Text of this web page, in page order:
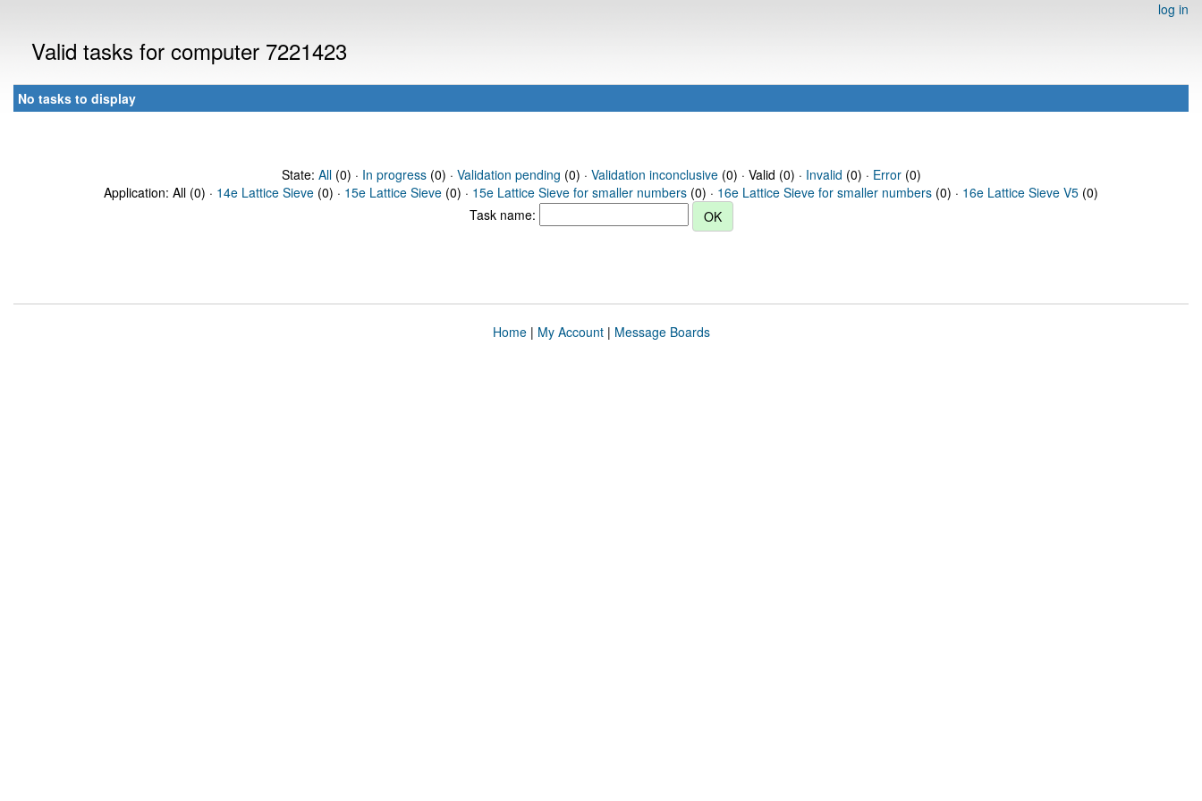
log in
Valid tasks for computer 7221423
No tasks to display
State: All(0) · In progress(0) · Validation pending (0) · Validation inconclusive(0) · Valid (0) · Invalid (0) · Error(0)
Application: All (0) · 14e Lattice Sieve (0) · 15e Lattice Sieve (0) · 15e Lattice Sieve for smaller numbers (0) · 16e Lattice Sieve for smaller numbers (0) · 16e Lattice Sieve V5 (0)
Task name:
Home| My Account| Message Boards